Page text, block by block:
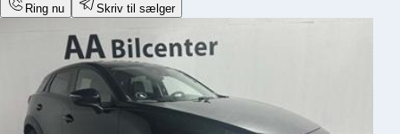
Ring nu Skriv til sælger